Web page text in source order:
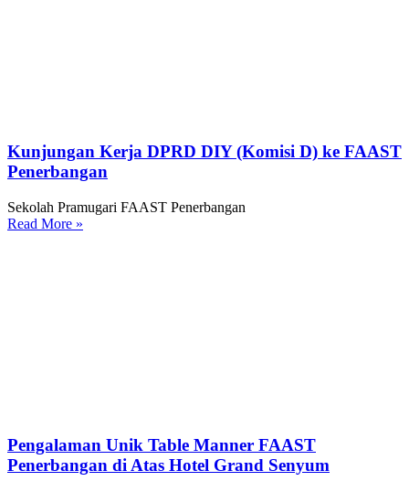
Kunjungan Kerja DPRD DIY (Komisi D) ke FAAST
Penerbangan
Sekolah Pramugari FAAST Penerbangan
Read More »
Pengalaman Unik Table Manner FAAST
Penerbangan di Atas Hotel Grand Senyum